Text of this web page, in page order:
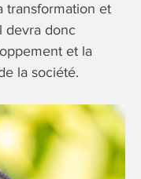
transformation et
devra donc
et la
la société.